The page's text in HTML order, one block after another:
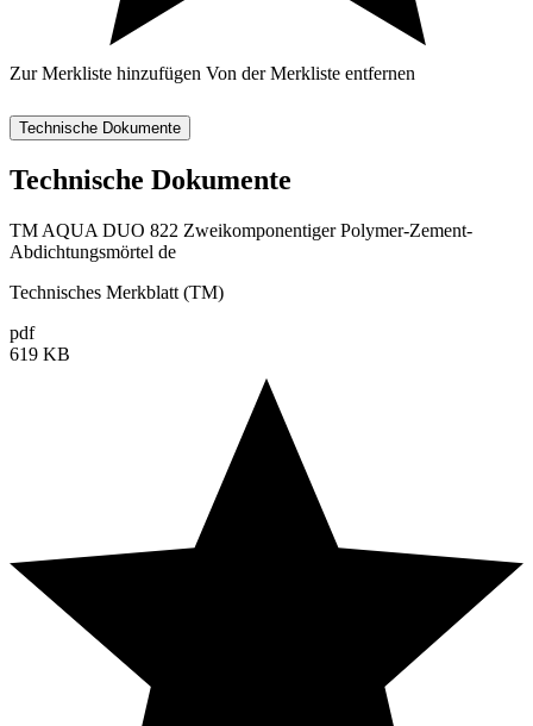
Zur Merkliste hinzufügen Von der Merkliste entfernen
Technische Dokumente
Technische Dokumente
TM AQUA DUO 822 Zweikomponentiger Polymer-Zement-
Abdichtungsmörtel de
Technisches Merkblatt (TM)
pdf
619 KB